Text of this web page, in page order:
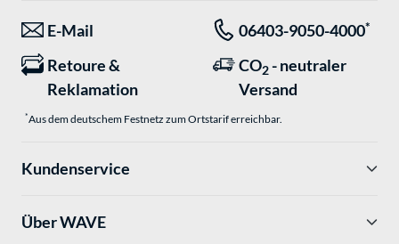
E-Mail 06403-9050-4000*
Retoure &
Reklamation
CO2 - neutraler
Versand
*Aus dem deutschem Festnetz zum Ortstarif erreichbar.
Kundenservice
Über WAVE